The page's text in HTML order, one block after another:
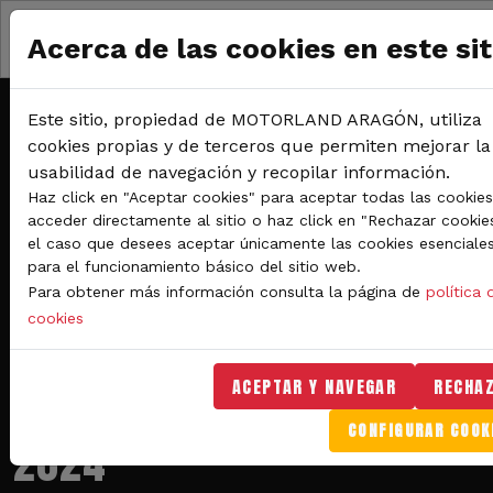
Pasar al contenido principal
3 de
2024
Circuito
de
velocidad
MOTORLAND
CLASSIC
2024
Acerca de las cookies en este
Este sitio, propiedad de MOTORLAND ARAGÓN, utiliza
cookies propias y de terceros que permiten mejorar la
usabilidad de navegación y recopilar información.
Haz click en "Aceptar cookies" para aceptar todas las
acceder directamente al sitio o haz click en "Rechazar
el caso que desees aceptar únicamente las cookies
para el funcionamiento básico del sitio web.
Para obtener más información consulta la página de política
cookies
ACEPTAR Y NAVEGAR
CONFIGURAR